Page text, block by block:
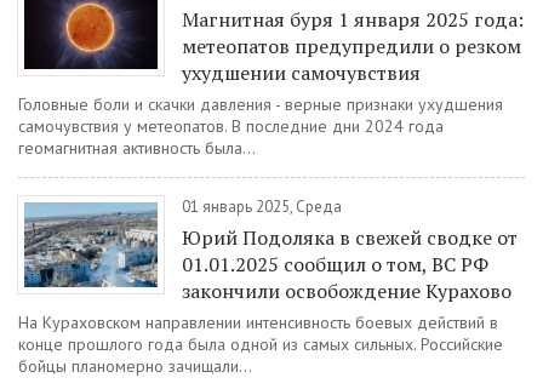
Магнитная буря 1 января 2025 года:
метеопатов предупредили о резком
ухудшении самочувствия
Головные боли и скачки давления - верные признаки ухудшения
самочувствия у метеопатов. В последние дни 2024 года
геомагнитная активность была...
01 январь 2025, Среда
Юрий Подоляка в свежей сводке от
01.01.2025 сообщил о том, ВС РФ
закончили освобождение Курахово
На Кураховском направлении интенсивность боевых действий в
конце прошлого года была одной из самых сильных. Российские
бойцы планомерно зачищали...